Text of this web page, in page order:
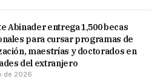
Abinader entrega 1,500 becas
para cursar programas de
maestrías y doctorados en
del extranjero
de 2026